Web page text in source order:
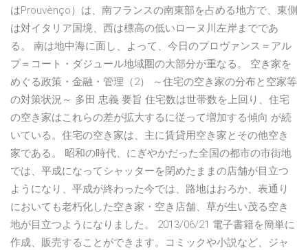
はProuvènço）は、南フランスの南東部を占める地方で、東側
は対イタリア国境、西は標高の低いローヌ川左岸までであ
る。 南は地中海に面し、よって、今日のプロヴァンス＝アル
プ＝コート・ダジュール地域圏の大部分が重なる。 空き家を
めぐる政策・金融・管理（2） ～住宅の空き家の分布と空家等
の対策状況～ 多田 忠義 要旨 住宅数は世帯数を上回り、住宅
の空き家はこれらの差が拡大するに従って増加する傾向 が続
いている。住宅の空き家は、主に賃貸用空き家とその他空き
家である。 昭和の時代、にぎやかだった全国の都市の市街地
では、平成になってシャッターを閉めたままの店舗が目立つ
ようになり、平成が終わった今では、路地はおろか、表通り
においても老朽化した空き家・空き店舗、草が生い茂る空き
地が目立つようになりました。 2013/06/21 電子書籍を簡単に
作成、販売することができます。コミックや小説など、ジャ